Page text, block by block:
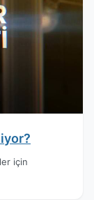
için